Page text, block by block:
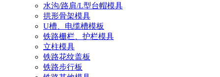
水沟/路肩/L型台帽模具
拱形骨架模具
U槽、电缆槽模板
铁路栅栏、护栏模具
立柱模具
铁路花纹盖板
铁路步行板